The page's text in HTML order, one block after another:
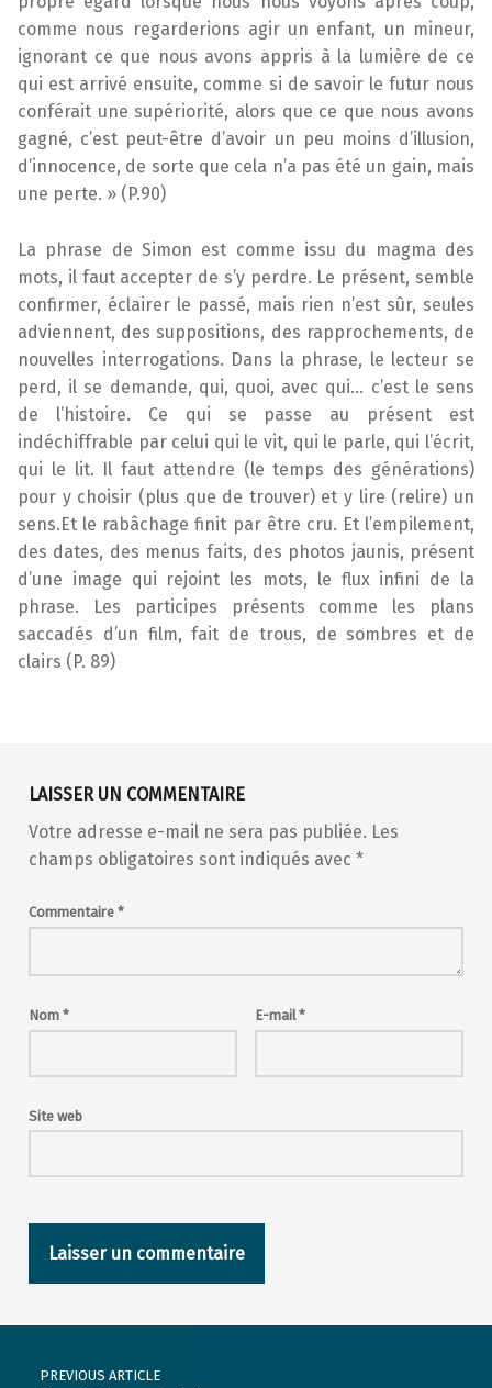
comme nous regarderions agir un enfant, un mineur,
ignorant ce que nous avons appris à la lumière de ce
qui est arrivé ensuite, comme si de savoir le futur nous
conférait une supériorité, alors que ce que nous avons
gagné, c’est peut-être d’avoir un peu moins d’illusion,
d’innocence, de sorte que cela n’a pas été un gain, mais
une perte. » (P.90)
La phrase de Simon est comme issu du magma des
mots, il faut accepter de s’y perdre. Le présent, semble
confirmer, éclairer le passé, mais rien n’est sûr, seules
adviennent, des suppositions, des rapprochements, de
nouvelles interrogations. Dans la phrase, le lecteur se
perd, il se demande, qui, quoi, avec qui… c’est le sens
de l’histoire. Ce qui se passe au présent est
indéchiffrable par celui qui le vit, qui le parle, qui l’écrit,
qui le lit. Il faut attendre (le temps des générations)
pour y choisir (plus que de trouver) et y lire (relire) un
sens.Et le rabâchage finit par être cru. Et l’empilement,
des dates, des menus faits, des photos jaunis, présent
d’une image qui rejoint les mots, le flux infini de la
phrase. Les participes présents comme les plans
saccadés d’un film, fait de trous, de sombres et de
clairs (P. 89)
LAISSER UN COMMENTAIRE
Votre adresse e-mail ne sera pas publiée. Les
champs obligatoires sont indiqués avec *
Commentaire *
Nom * E-mail*
Site web
Post navigation
PREVIOUS ARTICLE